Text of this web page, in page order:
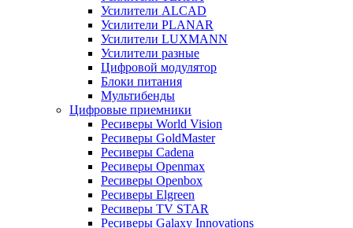
Усилители ALCAD
Усилители PLANAR
Усилители LUXMANN
Усилители разные
Цифровой модулятор
Блоки питания
Мультибенды
Цифровые приемники
Ресиверы World Vision
Ресиверы GoldMaster
Ресиверы Cadena
Ресиверы Openmax
Ресиверы Openbox
Ресиверы Elgreen
Ресиверы TV STAR
Ресиверы Galaxy Innovations